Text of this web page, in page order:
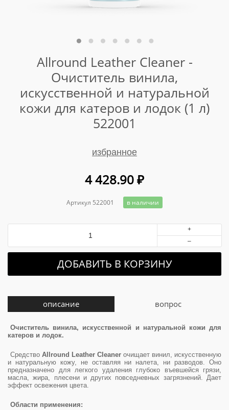
Allround Leather Cleaner -
Очиститель винила,
искусственной и натуральной
кожи для катеров и лодок (1 л)
522001
избранное
4 428.90₽
Артикул 522001 в наличии
+
–
ДОБАВИТЬ В КОРЗИНУ
описание вопрос
Очиститель винила, искусственной и натуральной кожи для
катеров и лодок.
Средство Allround Leather Cleaner очищает винил, искусственную
и натуральную кожу, не оставляя ни налета, ни разводов. Оно
предназначено для легкого удаления глубоко въевшейся грязи,
масла, жира, плесени и других повседневных загрязнений. Дает
эффект освежения цвета.
Области применения: